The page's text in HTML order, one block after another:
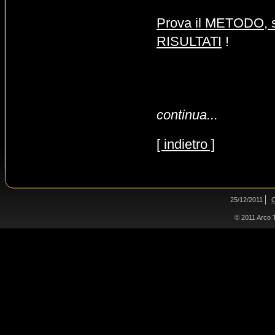
Prova il METODO,
RISULTATI !
continua...
[ indietro ]
25/12/2011
© 2011 Arco